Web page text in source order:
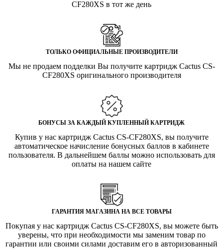
CF280XS в тот же день
ТОЛЬКО ОФИЦИАЛЬНЫЕ ПРОИЗВОДИТЕЛИ
Мы не продаем подделки Вы получите картридж Cactus CS-
CF280XS оригинального производителя
БОНУСЫ ЗА КАЖДЫЙ КУПЛЕННЫЙ КАРТРИДЖ
Купив у нас картридж Cactus CS-CF280XS, вы получите
автоматическое начисление бонусных баллов в кабинете
пользователя. В дальнейшем баллы можно использовать для
оплаты на нашем сайте
ГАРАНТИЯ МАГАЗИНА НА ВСЕ ТОВАРЫ
Покупая у нас картридж Cactus CS-CF280XS, вы можете быть
уверены, что при необходимости мы заменим товар по
гарантии или своими силами доставим его в авторизованный